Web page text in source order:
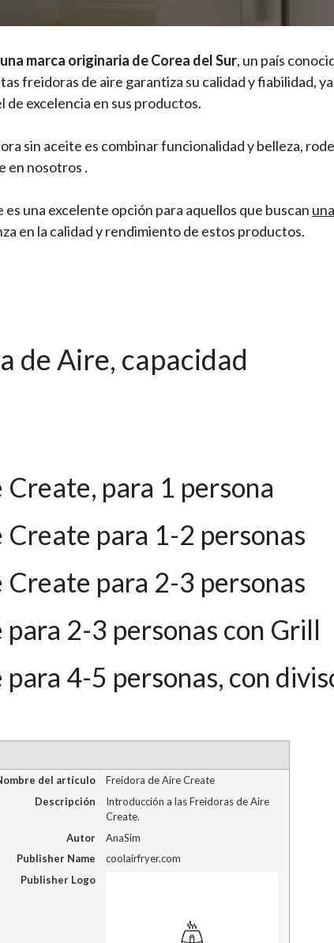
marca originaria de Corea del Sur, un país
freidoras de aire garantiza su calidad y fiabilidad,
excelencia en sus productos.
sin aceite es combinar funcionalidad y belleza,
en nosotros .
una excelente opción para aquellos que buscan
en la calidad y rendimiento de estos productos.
de Aire, capacidad
para 1 persona
Create para 1-2 personas
Create para 2-3 personas
2-3 personas con Grill
4-5 personas, con
del artículo
Freidora de Aire Create
Descripción
Introducción a las Freidoras de Aire
Create.
Autor
AnaSim
Publisher Name
coolairfryer.com
Publisher Logo